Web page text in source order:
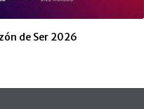
de Ser 2026